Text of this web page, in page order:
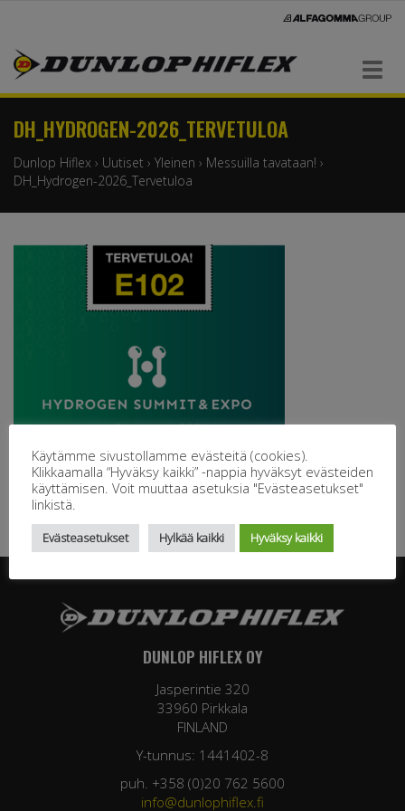
Navigaatio
DH_HYDROGEN-2026_TERVETULOA
Dunlop Hiflex › Uutiset › Yleinen › Messuilla tavataan! ›
DH_Hydrogen-2026_Tervetuloa
DUNLOP HIFLEX OY
Jasperintie 320
33960 Pirkkala
FINLAND
Y-tunnus: 1441402-8
puh. +358 (0)20 762 5600
info@dunlophiflex.fi
Käytämme sivustollamme evästeitä (cookies).
Klikkaamalla “Hyväksy kaikki” -nappia hyväksyt evästeiden
käyttämisen. Voit muuttaa asetuksia "Evästeasetukset"
linkistä.
Evästeasetukset Hylkää kaikki Hyväksy kaikki